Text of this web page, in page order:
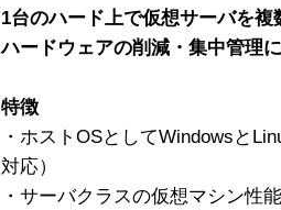
1台のハード上で仮想サーバを複
ハードウェアの削減・集中管理
特徴
・ホストOSとしてWindowsと
対応）
・サーバクラスの仮想マシン性能